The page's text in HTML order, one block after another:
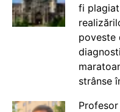
fi
poveste
strânse